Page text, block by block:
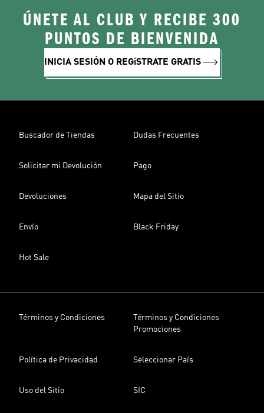
ÚNETE AL CLUB Y RECIBE 300
PUNTOS DE BIENVENIDA
INICIA SESIÓN O REGíSTRATE GRATIS
Buscador de Tiendas Dudas Frecuentes
Solicitar mi Devolución Pago
Devoluciones Mapa del Sitio
Envío Black Friday
Hot Sale
Términos y Condiciones
Términos y Condiciones
Promociones
Política de Privacidad Seleccionar País
Uso del Sitio SIC